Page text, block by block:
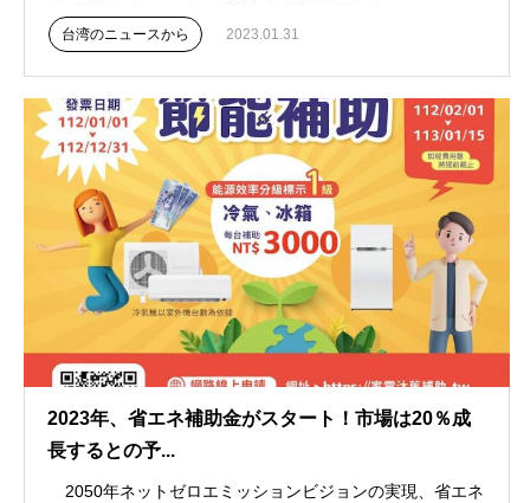
台湾のニュースから 2023.01.31
2023年、省エネ補助金がスタート！市場は20％成
長するとの予...
2050年ネットゼロエミッションビジョンの実現、省エネ